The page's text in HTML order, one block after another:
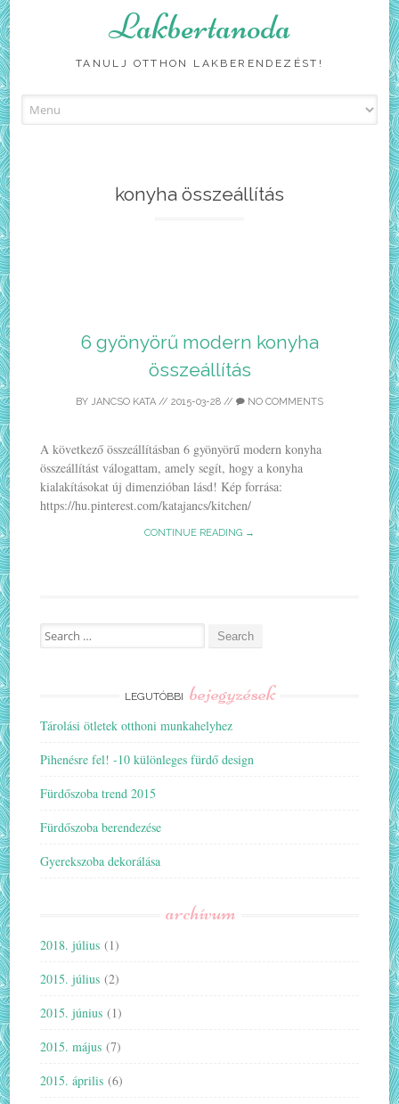
Lakbertanoda
TANULJ OTTHON LAKBERENDEZÉST!
to
konyha összeállítás
6 gyönyörű modern konyha
összeállítás
BY JANCSO KATA // 2015-03-28 // NO COMMENTS
A következő összeállításban 6 gyönyörű modern konyha
összeállítást válogattam, amely segít, hogy a konyha
kialakításokat új dimenzióban lásd! Kép forrása:
https://hu.pinterest.com/katajancs/kitchen/
CONTINUE READING →
Search
for:
LEGUTÓBBI bejegyzések
Tárolási ötletek otthoni munkahelyhez
Pihenésre fel! -10 különleges fürdő design
Fürdőszoba trend 2015
Fürdőszoba berendezése
Gyerekszoba dekorálása
archívum
2018. július (1)
2015. július (2)
2015. június (1)
2015. május (7)
2015. április (6)